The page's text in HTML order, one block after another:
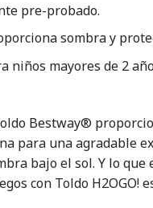
pre-probado.
sombra y
niños mayores de 2
Bestway®
para una agradable
bajo el sol. Y lo
con Toldo